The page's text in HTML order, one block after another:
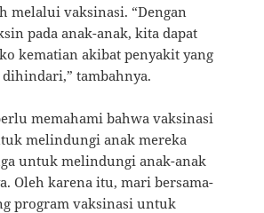
melalui vaksinasi. “Dengan
pada anak-anak, kita dapat
kematian akibat penyakit yang
tambahnya.
memahami bahwa vaksinasi
melindungi anak mereka
untuk melindungi anak-anak
Oleh karena itu, mari bersama-
program vaksinasi untuk